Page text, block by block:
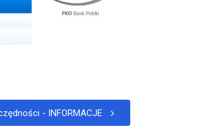
- INFORMACJE